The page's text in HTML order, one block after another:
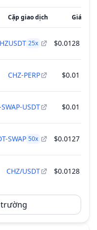
Cặp giao dịch Giá
25x $0.0128
CHZ-PERP $0.01
USDT $0.01
SWAP 50x $0.0127
CHZ/USDT $0.0128
trường